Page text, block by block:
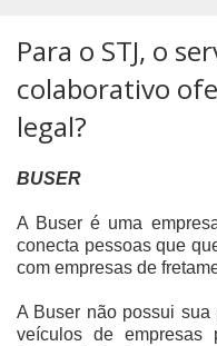
Para o STJ, o
colaborativo
legal?
BUSER
A Buser é uma
conecta pessoas que
com empresas de
A Buser não possui sua
veículos de empresas